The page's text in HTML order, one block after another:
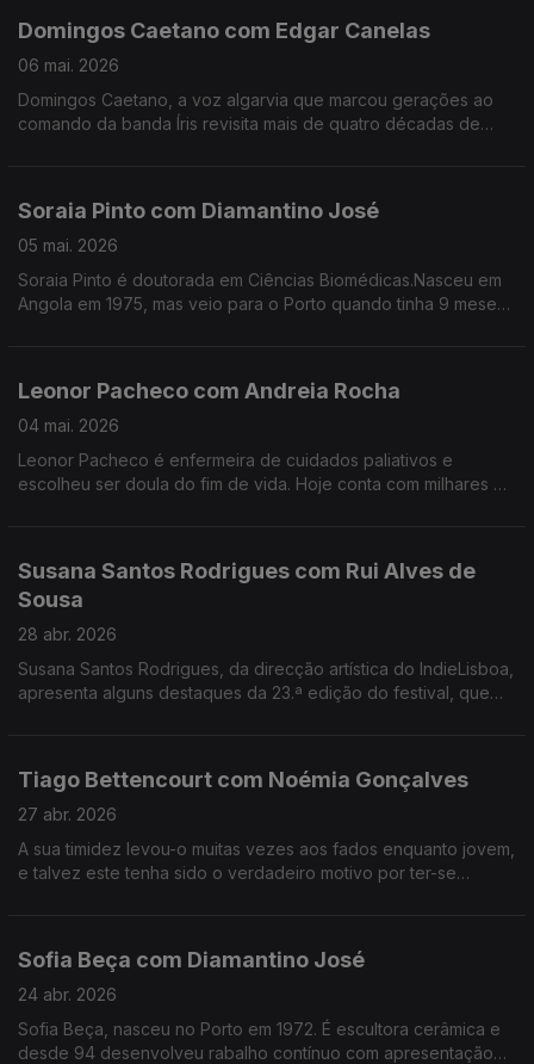
Domingos Caetano com Edgar Canelas
06 mai. 2026
Domingos Caetano, a voz algarvia que marcou gerações ao
comando da banda Íris revisita mais de quatro décadas de
Soraia Pinto com Diamantino José
05 mai. 2026
Soraia Pinto é doutorada em Ciências Biomédicas.Nasceu em
Angola em 1975, mas veio para o Porto quando tinha 9 meses.
Leonor Pacheco com Andreia Rocha
04 mai. 2026
Leonor Pacheco é enfermeira de cuidados paliativos e
escolheu ser doula do fim de vida. Hoje conta com milhares de
Susana Santos Rodrigues com Rui Alves de
Sousa
28 abr. 2026
Susana Santos Rodrigues, da direcção artística do IndieLisboa,
apresenta alguns destaques da 23.ª edição do festival, que
Tiago Bettencourt com Noémia Gonçalves
27 abr. 2026
A sua timidez levou-o muitas vezes aos fados enquanto jovem,
e talvez este tenha sido o verdadeiro motivo por ter-se
Sofia Beça com Diamantino José
24 abr. 2026
Sofia Beça, nasceu no Porto em 1972. É escultora cerâmica e
desde 94 desenvolveu rabalho contínuo com apresentação